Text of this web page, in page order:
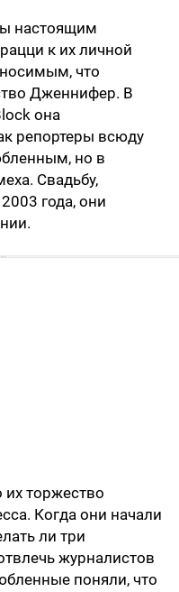
настоящим
к их личной
что
Дженнифер. В
она
репортеры всюду
но в
Свадьбу,
года, они
торжество
Когда они начали
ли три
журналистов
поняли, что